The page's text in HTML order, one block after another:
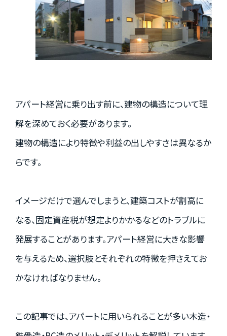
お役立ちガイド
Q&A
資料請求はこちら
会社概要
個人情報保護方針
カスタマーハラスメントに関する基本方針
コンテンツポリシー
アパート経営に乗り出す前に、建物の構造について理
解を深めておく必要があります。
建物の構造により特徴や利益の出しやすさは異なるか
らです。
イメージだけで選んでしまうと、建築コストが割高に
なる、固定資産税が想定よりかかるなどのトラブルに
発展することがあります。アパート経営に大きな影響
を与えるため、選択肢とそれぞれの特徴を押さえてお
かなければなりません。
この記事では、アパートに用いられることが多い木造・